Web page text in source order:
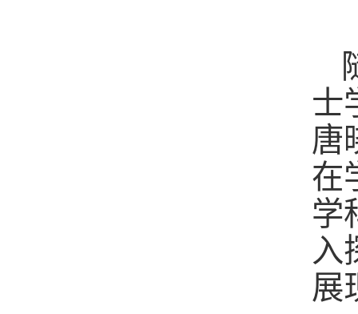
士
唐
在
学
入
展